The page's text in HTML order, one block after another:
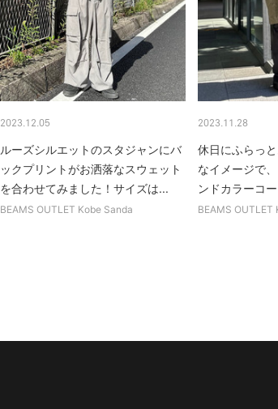
2023.12.05
ルーズシルエットのスタジャンにバ
ックプリントがお洒落なスウェット
を合わせてみました！サイズは...
BEAMS OUTLET Kobe Sanda
2023.11.28
休日にふらっ
なイメージで
ンドカラーコ
BEAMS OUTLET